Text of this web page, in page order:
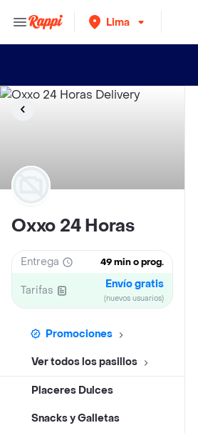
Lima
Oxxo 24 Horas
Entrega 49 min o prog.
Tarifas Envío gratis
(nuevos usuarios)
Promociones
Ver todos los pasillos
Placeres Dulces
Snacks y Galletas